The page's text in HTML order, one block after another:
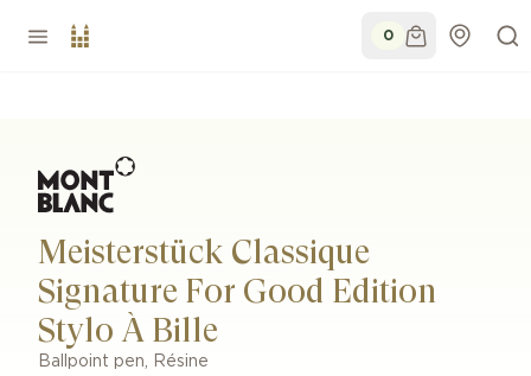
0
Meisterstück Classique
Signature For Good Edition
Stylo À Bille
Ballpoint pen, Résine